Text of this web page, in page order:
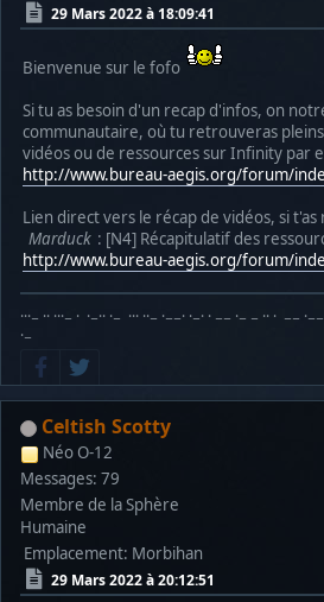
29 Mars 2022 à 18:09:41
Bienvenue sur le fofo
Si tu as besoin d'un recap d'infos, on
communautaire, où tu retrouveras
vidéos ou de ressources sur Infinity par
http://www.bureau-aegis.org/forum/
Lien direct vers le récap de vidéos, si t'as
Marduck : [N4] Récapitulatif des
http://www.bureau-aegis.org/forum/
···− ·· ···− · ·−·· ·− ··· ··− ·−−· ·−· · −− ·− − ·· · −− ·−−
·−
Celtish Scotty
Néo O-12
Messages: 79
Membre de la Sphère
Humaine
Emplacement: Morbihan
29 Mars 2022 à 20:12:51